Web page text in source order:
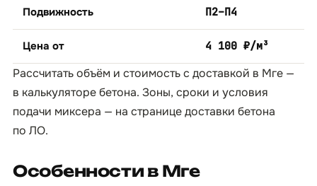
Подвижность П2–П4
Цена от 4 100 ₽/м³
Рассчитать объём и стоимость с доставкой в Мге —
в калькуляторе бетона. Зоны, сроки и условия
подачи миксера — на страницедоставки бетона
по ЛО.
Особенности в Мге